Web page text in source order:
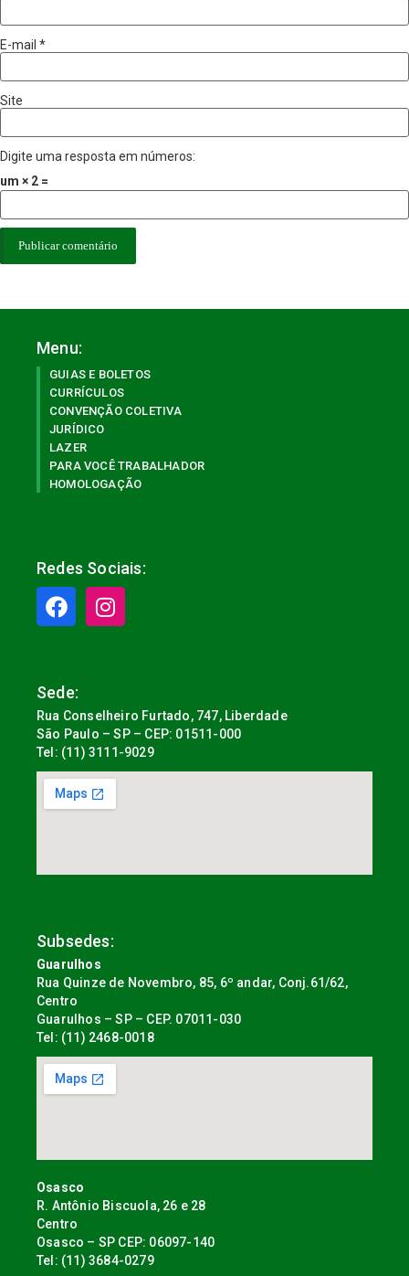
E-mail *
Site
Digite uma resposta em números:
um × 2 =
Menu:
GUIAS E BOLETOS
CURRÍCULOS
CONVENÇÃO COLETIVA
JURÍDICO
LAZER
PARA VOCÊ TRABALHADOR
HOMOLOGAÇÃO
Redes Sociais:
Sede:
Rua Conselheiro Furtado, 747, Liberdade
São Paulo – SP – CEP: 01511-000
Tel: (11) 3111-9029
Subsedes:
Guarulhos
Rua Quinze de Novembro, 85, 6º andar, Conj.61/62,
Centro
Guarulhos – SP – CEP. 07011-030
Tel: (11) 2468-0018
Osasco
R. Antônio Biscuola, 26 e 28
Centro
Osasco – SP CEP: 06097-140
Tel: (11) 3684-0279